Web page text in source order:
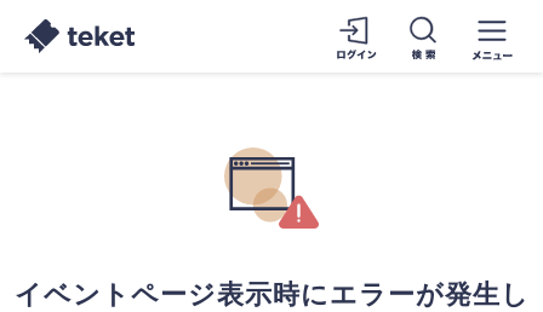
イベントページ表示時にエラーが発生し